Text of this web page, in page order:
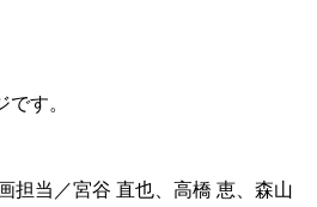
す。
担当／宮谷 直也、高橋 恵、森山